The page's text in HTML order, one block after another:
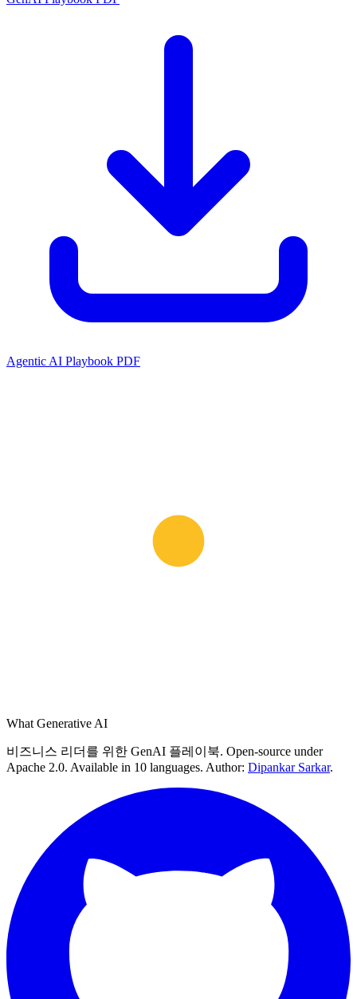
Agentic AI Playbook PDF
What Generative AI
비즈니스 리더를 위한 GenAI 플레이북. Open-source under
Apache 2.0. Available in 10 languages. Author: Dipankar Sarkar.